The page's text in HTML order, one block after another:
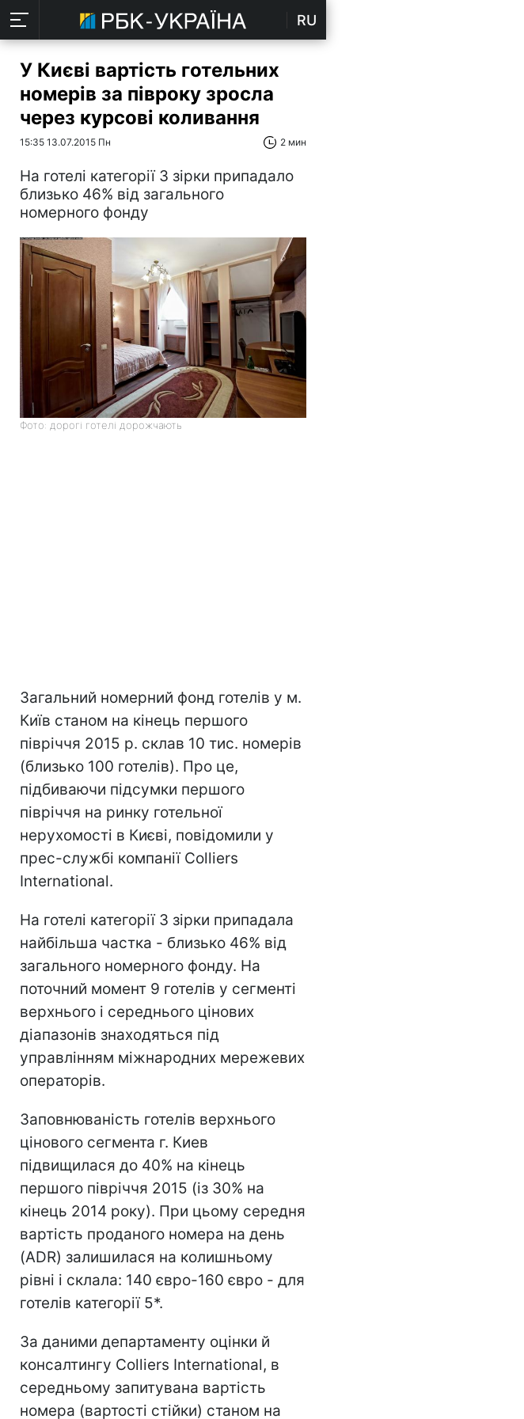
RU
У Києві вартість готельних
номерів за півроку зросла
через курсові коливання
15:35 13.07.2015 Пн 2 мин
На готелі категорії 3 зірки припадало
близько 46% від загального
номерного фонду
Фото: дорогі готелі дорожчають
Загальний номерний фонд готелів у м.
Київ станом на кінець першого
півріччя 2015 р. склав 10 тис. номерів
(близько 100 готелів). Про це,
підбиваючи підсумки першого
півріччя на ринку готельної
нерухомості в Києві, повідомили у
прес-службі компанії Colliers
International.
На готелі категорії 3 зірки припадала
найбільша частка - близько 46% від
загального номерного фонду. На
поточний момент 9 готелів у сегменті
верхнього і середнього цінових
діапазонів знаходяться під
управлінням міжнародних мережевих
операторів.
Заповнюваність готелів верхнього
цінового сегмента г. Киев
підвищилася до 40% на кінець
першого півріччя 2015 (із 30% на
кінець 2014 року). При цьому середня
вартість проданого номера на день
(ADR) залишилася на колишньому
рівні і склала: 140 євро-160 євро - для
готелів категорії 5*.
За даними департаменту оцінки й
консалтингу Colliers International, в
середньому запитувана вартість
номера (вартості стійки) станом на